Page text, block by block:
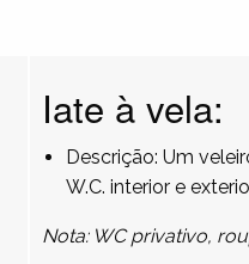
Iate à vela:
Descrição: Um
W.C. interior e
Nota: WC privativo,